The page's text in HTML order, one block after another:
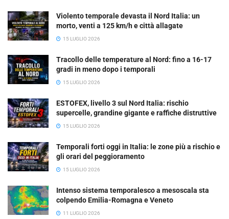
Violento temporale devasta il Nord Italia: un
morto, venti a 125 km/h e città allagate
15 LUGLIO 2026
Tracollo delle temperature al Nord: fino a 16-17
gradi in meno dopo i temporali
15 LUGLIO 2026
ESTOFEX, livello 3 sul Nord Italia: rischio
supercelle, grandine gigante e raffiche distruttive
15 LUGLIO 2026
Temporali forti oggi in Italia: le zone più a rischio e
gli orari del peggioramento
15 LUGLIO 2026
Intenso sistema temporalesco a mesoscala sta
colpendo Emilia-Romagna e Veneto
11 LUGLIO 2026